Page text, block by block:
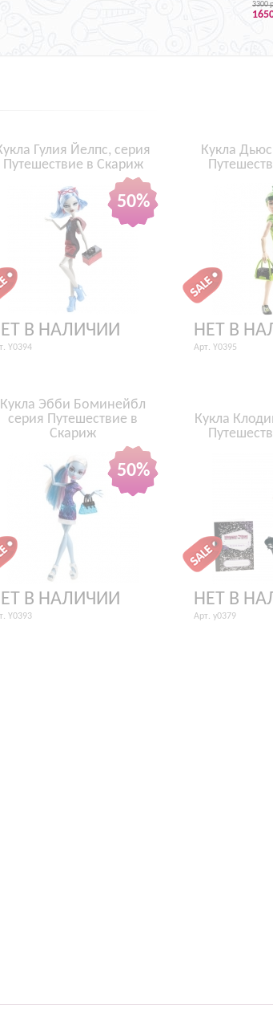
3300
50%
Гулия Йелпс, серия
Путешествие в Скариж
В НАЛИЧИИ
Y0394
Кукла Дьюс
НЕТ В
Арт. Y0395
50%
Кукла Эбби Боминейбл
серия Путешествие в
Скариж
В НАЛИЧИИ
Y0393
Кукла
НЕТ В
Арт. y0379